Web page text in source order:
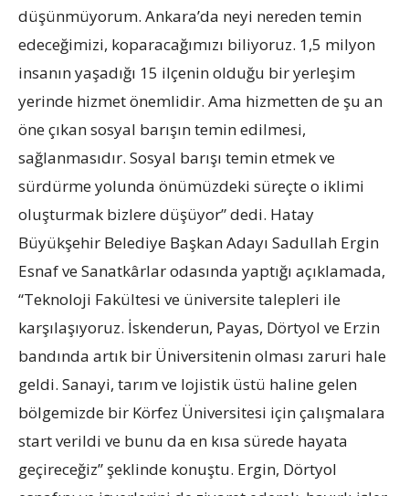
düşünmüyorum. Ankara’da neyi nereden temin
edeceğimizi, koparacağımızı biliyoruz. 1,5 milyon
insanın yaşadığı 15 ilçenin olduğu bir yerleşim
yerinde hizmet önemlidir. Ama hizmetten de şu an
öne çıkan sosyal barışın temin edilmesi,
sağlanmasıdır. Sosyal barışı temin etmek ve
sürdürme yolunda önümüzdeki süreçte o iklimi
oluşturmak bizlere düşüyor” dedi. Hatay
Büyükşehir Belediye Başkan Adayı Sadullah Ergin
Esnaf ve Sanatkârlar odasında yaptığı açıklamada,
“Teknoloji Fakültesi ve üniversite talepleri ile
karşılaşıyoruz. İskenderun, Payas, Dörtyol ve Erzin
bandında artık bir Üniversitenin olması zaruri hale
geldi. Sanayi, tarım ve lojistik üstü haline gelen
bölgemizde bir Körfez Üniversitesi için çalışmalara
start verildi ve bunu da en kısa sürede hayata
geçireceğiz” şeklinde konuştu. Ergin, Dörtyol